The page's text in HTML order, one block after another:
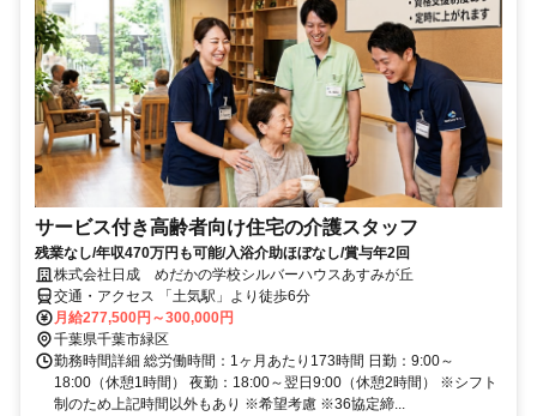
サービス付き高齢者向け住宅の介護スタッフ
残業なし/年収470万円も可能/入浴介助ほぼなし/賞与年2回
株式会社日成 めだかの学校シルバーハウスあすみが丘
交通・アクセス 「土気駅」より徒歩6分
月給277,500円～300,000円
千葉県千葉市緑区
勤務時間詳細 総労働時間：1ヶ月あたり173時間 日勤：9:00～
18:00（休憩1時間） 夜勤：18:00～翌日9:00（休憩2時間） ※シフト
制のため上記時間以外もあり ※希望考慮 ※36協定締...